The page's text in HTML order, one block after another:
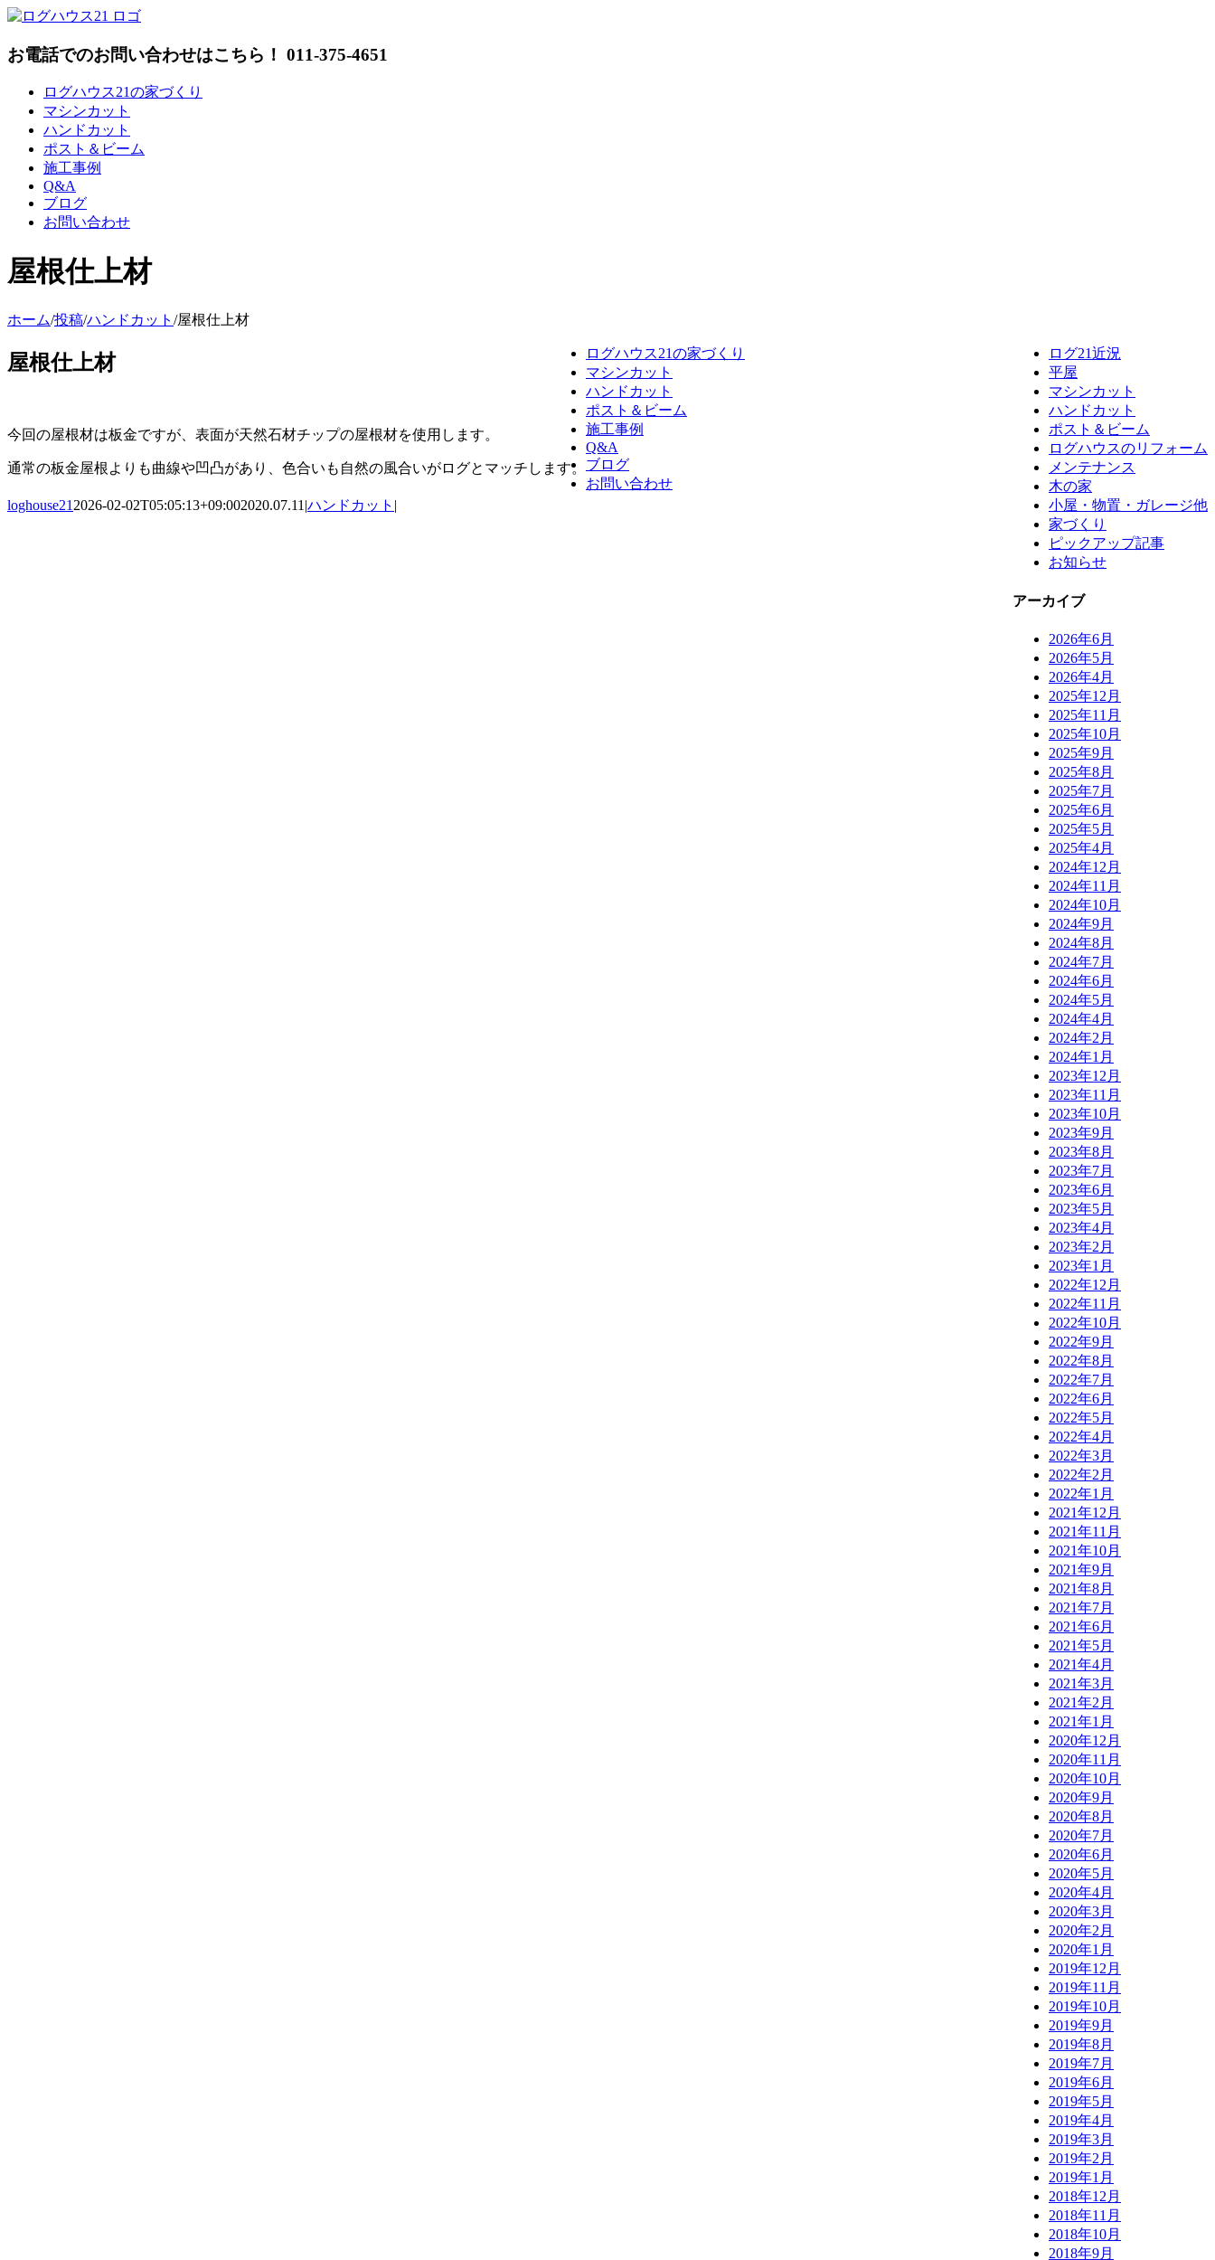
Skip
content
お電話でのお問い合わせはこちら！ 011-375-4651
ログハウス21の家づくり
マシンカット
ハンドカット
ポスト＆ビーム
施工事例
Q&A
ブログ
お問い合わせ
屋根仕上材
ホーム/投稿/ハンドカット /屋根仕上材
屋根仕上材
今回の屋根材は板金ですが、表面が天然石材チップの屋根材を使用します。
通常の板金屋根よりも曲線や凹凸があり、色合いも自然の風合いがログとマッチします。
loghouse21 2026-02-02T05:05:13+09:002020.07.11 |ハンドカット |
ログ21近況
平屋
マシンカット
ハンドカット
ポスト＆ビーム
ログハウスのリフォーム
メンテナンス
木の家
小屋・物置・ガレージ他
家づくり
ピックアップ記事
お知らせ
アーカイブ
2026年6月
2026年5月
2026年4月
2025年12月
2025年11月
2025年10月
2025年9月
2025年8月
2025年7月
2025年6月
2025年5月
2025年4月
2024年12月
2024年11月
2024年10月
2024年9月
2024年8月
2024年7月
2024年6月
2024年5月
2024年4月
2024年2月
2024年1月
2023年12月
2023年11月
2023年10月
2023年9月
2023年8月
2023年7月
2023年6月
2023年5月
2023年4月
2023年2月
2023年1月
2022年12月
2022年11月
2022年10月
2022年9月
2022年8月
2022年7月
2022年6月
2022年5月
2022年4月
2022年3月
2022年2月
2022年1月
2021年12月
2021年11月
2021年10月
2021年9月
2021年8月
2021年7月
2021年6月
2021年5月
2021年4月
2021年3月
2021年2月
2021年1月
2020年12月
2020年11月
2020年10月
2020年9月
2020年8月
2020年7月
2020年6月
2020年5月
2020年4月
2020年3月
2020年2月
2020年1月
2019年12月
2019年11月
2019年10月
2019年9月
2019年8月
2019年7月
2019年6月
2019年5月
2019年4月
2019年3月
2019年2月
2019年1月
2018年12月
2018年11月
2018年10月
2018年9月
ログハウス21の家づくり
マシンカット
ハンドカット
ポスト＆ビーム
施工事例
Q&A
ブログ
お問い合わせ